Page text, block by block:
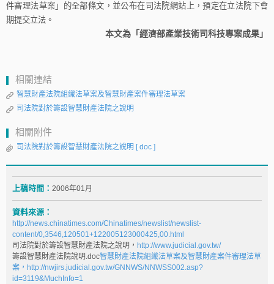
件審理法草案」的全部條文，並公布在司法院網站上，預定在立法院下會
期提交立法。
本文為「經濟部產業技術司科技專案成果」
相關連結
智慧財產法院組織法草案及智慧財產案件審理法草案
司法院對於籌設智慧財產法院之說明
相關附件
司法院對於籌設智慧財產法院之說明 [ doc ]
上稿時間： 2006年01月
資料來源：
http://news.chinatimes.com/Chinatimes/newslist/newslist-
content/0,3546,120501+122005123000425,00.html
司法院對於籌設智慧財產法院之說明， http://www.judicial.gov.tw/
籌設智慧財產法院說明.doc智慧財產法院組織法草案及智慧財產案件審理法草
案， http://nwjirs.judicial.gov.tw/GNNWS/NNWSS002.asp?
id=3119&MuchInfo=1